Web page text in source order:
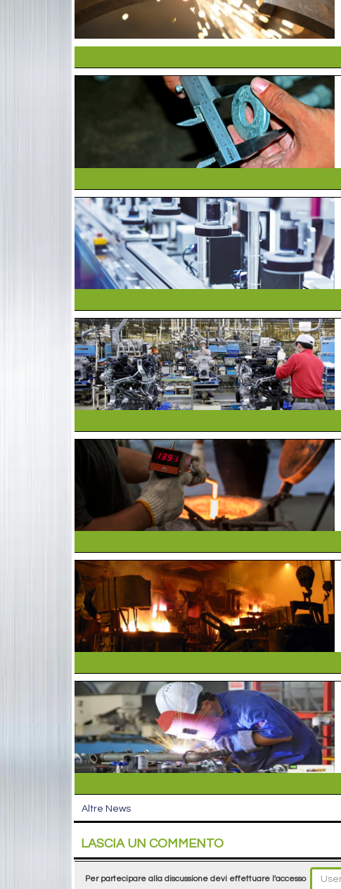
Altre News
LASCIA UN COMMENTO
Per partecipare alla discussione devi effettuare l'accesso